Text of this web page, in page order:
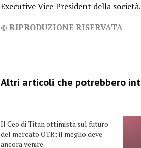
Executive Vice President della società.
© RIPRODUZIONE RISERVATA
Il Ceo di Titan ottimista sul futuro
del mercato OTR: il meglio deve
ancora venire